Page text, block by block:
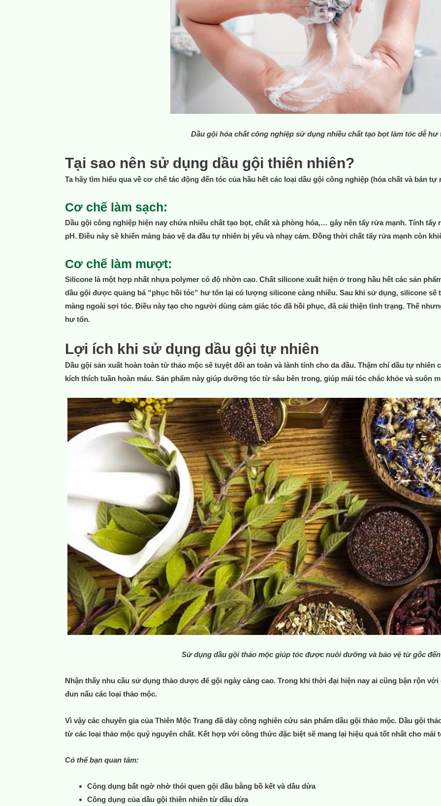
Dầu gội hóa chất công nghiệp sử dụng nhiều chất tạo bọt làm tóc dễ hư
Tại sao nên sử dụng dầu gội thiên nhiên?
Ta hãy tìm hiểu qua về cơ chế tác động đến tóc của hầu hết các loại dầu gội công nghiệp (hóa chất và bán tự
Cơ chế làm sạch:
Dầu gội công nghiệp hiện nay chứa nhiều chất tạo bọt, chất xà phòng hóa,… gây nên tẩy rửa mạnh. Tính tẩy
pH. Điều này sẽ khiến màng bảo vệ da đầu tự nhiên bị yếu và nhạy cảm. Đồng thời chất tẩy rửa mạnh còn
Cơ chế làm mượt:
Silicone là một hợp nhất nhựa polymer có độ nhờn cao. Chất silicone xuất hiện ở trong hầu hết các sản
dầu gội được quảng bá “phục hồi tóc” hư tổn lại có lượng silicone càng nhiều. Sau khi sử dụng, silicone
màng ngoài sợi tóc. Điều này tạo cho người dùng cảm giác tóc đã hồi phục, đã cải thiện tình trạng. Thế
hư tổn.
Lợi ích khi sử dụng dầu gội tự nhiên
Dầu gội sản xuất hoàn toàn từ thảo mộc sẽ tuyệt đối an toàn và lành tính cho da đầu. Thậm chí dầu tự nhiên
kích thích tuần hoàn máu. Sản phẩm này giúp dưỡng tóc từ sâu bên trong, giúp mái tóc chắc khỏe và suôn
Sử dụng dầu gội thảo mộc giúp tóc được nuôi dưỡng và bảo vệ từ gốc
Nhận thấy nhu cầu sử dụng thảo dược để gội ngày càng cao. Trong khi thời đại hiện nay ai cũng bận rộn
đun nấu các loại thảo mộc.
Vì vậy các chuyên gia củaThiên Mộc Trang đã dày công nghiên cứu sản phẩm dầu gội thảo mộc. Dầu gội
từ các loại thảo mộc quý nguyên chất. Kết hợp với công thức đặc biệt sẽ mang lại hiệu quả tốt nhất cho mái
Có thể bạn quan tâm:
Công dụng bất ngờ nhờ thói quen gội đầu bằng bồ kết và dầu dừa
Công dụng của dầu gội thiên nhiên từ dầu dừa